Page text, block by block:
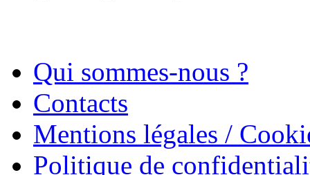
Qui sommes-nous ?
Contacts
Mentions légales /
Politique de